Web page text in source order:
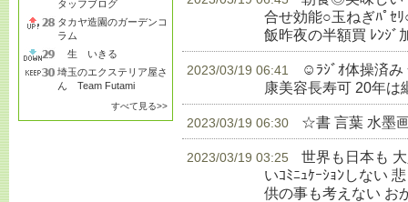
タッフブログ
タカヤ造園のガーデンコ
ラム
生 いきる
埼玉のエクステリア屋さ
ん Team Futami
すべて見る>>
合せ効能○玉ねぎﾊﾟｾ
飯昨夜の半額買 ﾚﾝｼﾞ
2023/03/19 06:41
☺ﾗｼﾞｵ体操済み
康美容長寿可 20年は
2023/03/19 06:30 ☆書 言葉 水墨
2023/03/19 03:25
世界も日本も
いｺﾐﾆｭｹｰｼｮﾝしない
供の事も考えない お